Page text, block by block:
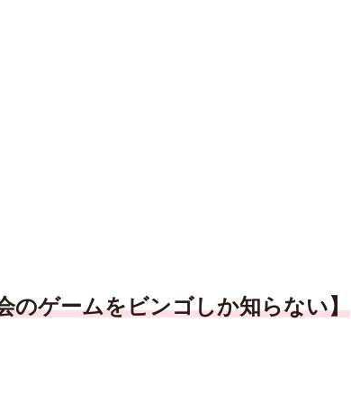
のゲームをビンゴしか知らない】